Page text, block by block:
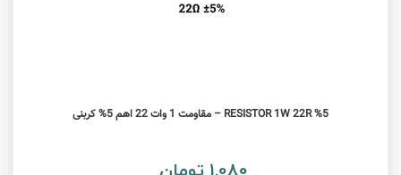
RESISTOR 1W 22R %5 – مقاومت 1 وات 22 اهم 5% کربنی